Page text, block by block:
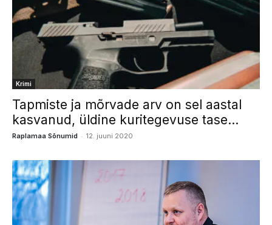
Krimi
Tapmiste ja mõrvade arv on sel aastal
kasvanud, üldine kuritegevuse tase...
Raplamaa Sõnumid - 12. juuni 2020